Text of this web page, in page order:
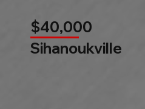
$40,000
Sihanoukville